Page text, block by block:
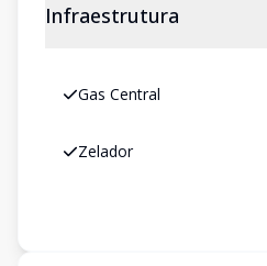
Infraestrutura
Gas Central
Zelador